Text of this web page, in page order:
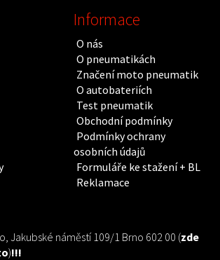
Informace
O nás
O pneumatikách
Značení moto pneumatik
O autobateriích
Test pneumatik
Obchodní podmínky
Podmínky ochrany
osobních údajů
Formuláře ke stažení + BL
Reklamace
Jakubské náměstí 109/1 Brno 602 00 (zde
)!!!